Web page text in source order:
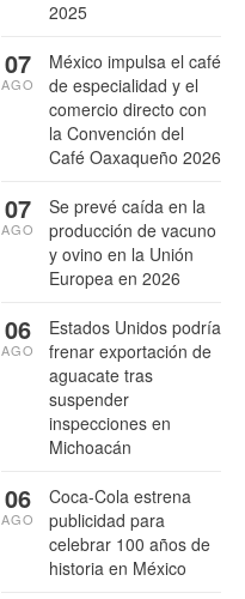
2025
México impulsa el café
de especialidad y el
comercio directo con
la Convención del
Café Oaxaqueño 2026
07
AGO
Se prevé caída en la
producción de vacuno
y ovino en la Unión
Europea en 2026
07
AGO
Estados Unidos podría
frenar exportación de
aguacate tras
suspender
inspecciones en
Michoacán
06
AGO
Coca-Cola estrena
publicidad para
celebrar 100 años de
historia en México
06
AGO